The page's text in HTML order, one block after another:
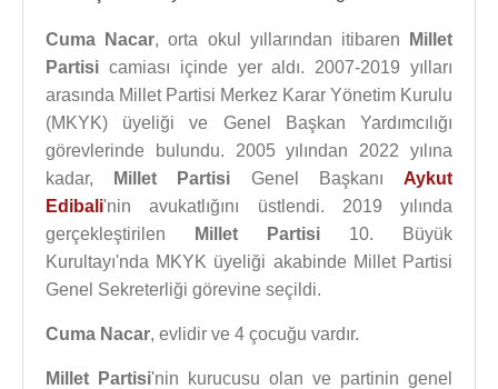
Cuma Nacar, orta okul yıllarından itibaren
Millet
Partisi camiası içinde yer aldı. 2007-2019 yılları
arasında Millet Partisi Merkez Karar Yönetim Kurulu
(MKYK) üyeliği ve Genel Başkan Yardımcılığı
görevlerinde bulundu. 2005 yılından 2022 yılına
kadar,
Millet Partisi Genel BaşkanıAykut
Edibali'nin avukatlığını üstlendi. 2019 yılında
gerçekleştirilen
Millet Partisi 10. Büyük
Kurultayı'nda MKYK üyeliği akabinde Millet Partisi
Genel Sekreterliği görevine seçildi.
Cuma Nacar, evlidir ve 4 çocuğu vardır.
Millet Partisi'nin kurucusu olan ve partinin genel